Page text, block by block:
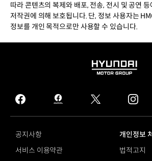
따라 콘텐츠의 복제와 배포, 전송, 전시 및 공연
저작권에 의해 보호됩니다. 단, 정보 사용자는
정보를 개인 목적으로만 사용할 수 있습니다.
HYUNDAI
GROUP
facebook
hmg
journal
twitter
공지사항
개인정보
서비스 이용약관
법적고지